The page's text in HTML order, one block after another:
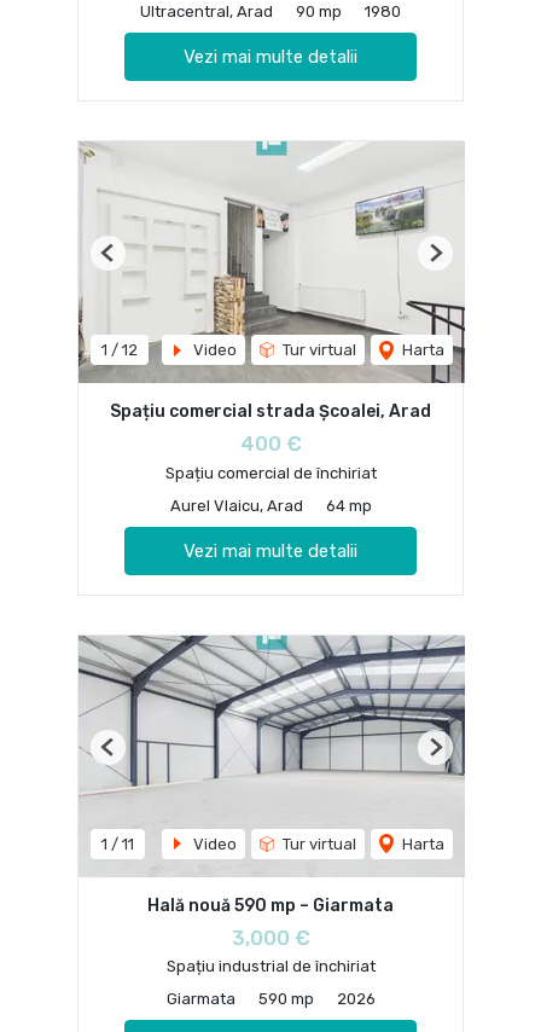
Ultracentral, Arad
90 mp 1980
Vezi mai multe detalii
1 / 12 Video Tur virtual Harta
Previous Next
Spațiu comercial strada Școalei, Arad
400 €
Spațiu comercial de închiriat
Aurel Vlaicu, Arad
64 mp
Vezi mai multe detalii
1 / 11 Video Tur virtual Harta
Previous Next
Hală nouă 590 mp – Giarmata
3,000 €
Spațiu industrial de închiriat
Giarmata
590 mp 2026